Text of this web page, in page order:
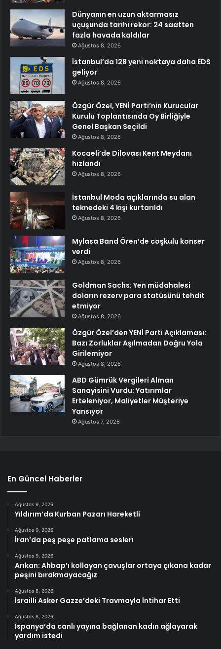
Dünyanın en uzun aktarmasız
uçuşunda tarihi rekor: 24 saatten
fazla havada kaldılar
Ağustos 8, 2026
İstanbul’da 128 yeni noktaya daha EDS
geliyor
Ağustos 8, 2026
Özgür Özel, YENİ Parti’nin Kurucular
Kurulu Toplantısında Oy Birliğiyle
Genel Başkan Seçildi
Ağustos 8, 2026
Kocaeli’de Dilovası Kent Meydanı
hızlandı
Ağustos 8, 2026
İstanbul Moda açıklarında su alan
teknedeki 4 kişi kurtarıldı
Ağustos 8, 2026
Mylasa Band Ören’de coşkulu konser
verdi
Ağustos 8, 2026
Goldman Sachs: Yen müdahalesi
doların rezerv para statüsünü tehdit
etmiyor
Ağustos 8, 2026
Özgür Özel’den YENİ Parti Açıklaması:
Bazı Zorluklar Aşılmadan Doğru Yola
Girilemiyor
Ağustos 8, 2026
ABD Gümrük Vergileri Alman
Sanayisini Vurdu: Yatırımlar
Erteleniyor, Maliyetler Müşteriye
Yansıyor
Ağustos 7, 2026
En Güncel Haberler
Ağustos 9, 2026
Yıldırım’da Kurban Pazarı Hareketli
Ağustos 9, 2026
İran’da peş peşe patlama sesleri
Ağustos 9, 2026
Arıkan: Ahbap’ı kollayan çavuşlar ortaya çıkana kadar
peşini bırakmayacağız
Ağustos 8, 2026
İsrailli Asker Gazze’deki Travmayla İntihar Etti
Ağustos 8, 2026
İspanya’da canlı yayına bağlanan kadın ağlayarak
yardım istedi